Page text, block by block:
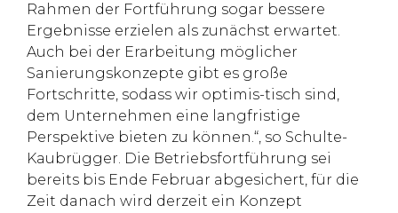
Rahmen der Fortführung sogar bessere
Ergebnisse erzielen als zunächst erwartet.
Auch bei der Erarbeitung möglicher
Sanierungskonzepte gibt es große
Fortschritte, sodass wir optimis-tisch sind,
dem Unternehmen eine langfristige
Perspektive bieten zu können.“, so Schulte-
Kaubrügger. Die Betriebsfortführung sei
bereits bis Ende Februar abgesichert, für die
Zeit danach wird derzeit ein Konzept